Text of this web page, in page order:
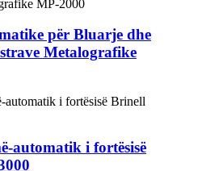
për Bluarje dhe
Metalografike
automatik i fortësisë